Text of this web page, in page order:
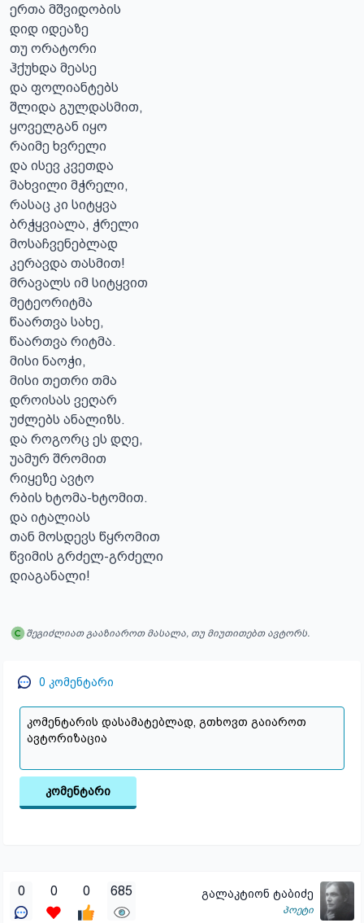
ერთა მშვიდობის
დიდ იდეაზე
თუ ორატორი
ჰქუხდა მეასე
და ფოლიანტებს
შლიდა გულდასმით,
ყოველგან იყო
რაიმე ხვრელი
და ისევ კვეთდა
მახვილი მჭრელი,
რასაც კი სიტყვა
ბრჭყვიალა, ჭრელი
მოსაჩვენებლად
კერავდა თასმით!
მრავალს იმ სიტყვით
მეტეორიტმა
წაართვა სახე,
წაართვა რიტმა.
მისი ნაოჭი,
მისი თეთრი თმა
დროისას ვეღარ
უძლებს ანალიზს.
და როგორც ეს დღე,
უამურ შრომით
რიყეზე ავტო
რბის ხტომა-ხტომით.
და იტალიას
თან მოსდევს წყრომით
წვიმის გრძელ-გრძელი
დიაგანალი!
შეგიძლიათ გააზიაროთ მასალა, თუ მიუთითებთ ავტორს.
0 კომენტარი
კომენტარი
0 0 0 685 გალაკტიონ ტაბიძე
პოეტი